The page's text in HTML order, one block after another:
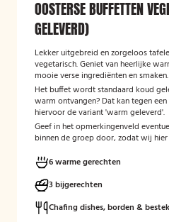
OOSTERSE BUFFETTEN
GELEVERD)
Lekker uitgebreid en zorgeloos
vegetarisch. Geniet van heerlijke
mooie verse ingrediënten en smaken.
Het buffet wordt standaard koud
warm ontvangen? Dat kan tegen
hiervoor de variant 'warm geleverd'.
Geef in het opmerkingenveld
binnen de groep door, zodat wij
6 warme gerechten
3 bijgerechten
Chafing dishes, borden & bestek